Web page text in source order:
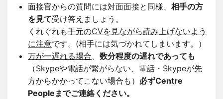
面接官からの質問には対面面接と同様、 相手の方
を見て受け答えましょう。
くれぐれも手元のCVを見ながら読み上げないよう
に注意です。(相手には気づかれてしまいます。）
万が一遅れる場合、 数分程度の遅れであっても
（Skypeや電話が繋がらない、電話・Skypeが先
方からかかってこない場合も） 必ずCentre
Peopleまでご連絡ください。